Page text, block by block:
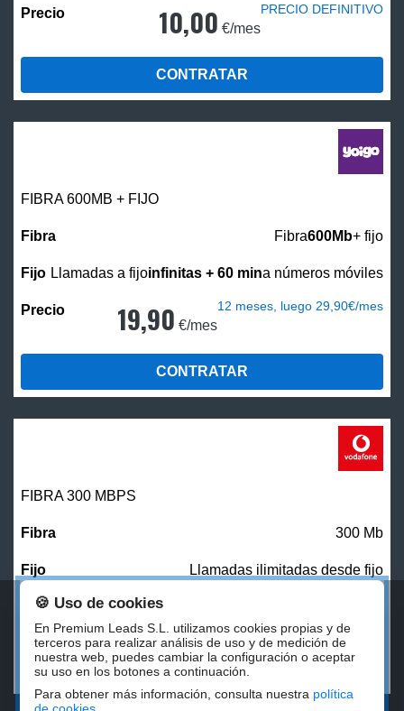
10,00 €/mes
PRECIO DEFINITIVO
CONTRATAR
FIBRA 600MB + FIJO
Fibra600Mb+ fijo
Llamadas a fijoinfinitas + 60 mina números móviles
19,90 €/mes
12 meses, luego 29,90€/mes
CONTRATAR
FIBRA 300 MBPS
300 Mb
Llamadas ilimitadas desde fijo
27,00 €/mes
CONTRATAR
🍪 Uso de cookies
En Premium Leads S.L. utilizamos cookies propias y de
terceros para realizar análisis de uso y de medición de
nuestra web, puedes cambiar la configuración o aceptar
su uso en los botones a continuación.
Para obtener más información, consulta nuestra política